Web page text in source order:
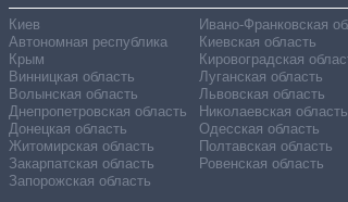
Киев
Автономная республика
Крым
Винницкая область
Волынская область
Днепропетровская область
Донецкая область
Житомирская область
Закарпатская область
Запорожская область
Ивано-Франковская
Киевская область
Кировоградская
Луганская область
Львовская область
Николаевская область
Одесская область
Полтавская область
Ровенская область